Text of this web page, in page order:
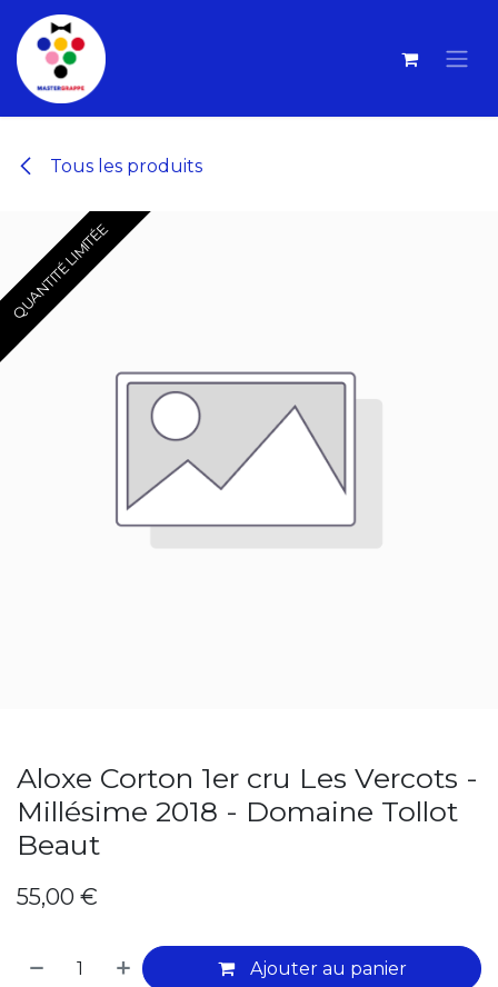
Se rendre au contenu
Tous les produits
QUANTITÉ LIMITÉE
Aloxe Corton 1er cru Les Vercots -
Millésime 2018 - Domaine Tollot
Beaut
55,00 €
Ajouter au panier